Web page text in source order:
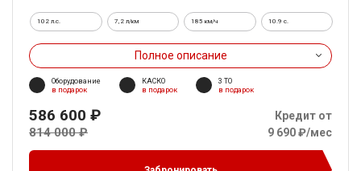
102 л.с. 7,2 л/км 185 км/ч 10.9 c.
Полное описание
Оборудование
в подарок
КАСКО
в подарок
3 ТО
в подарок
586 600 ₽
814 000 ₽
Кредит от
9 690 ₽/мес